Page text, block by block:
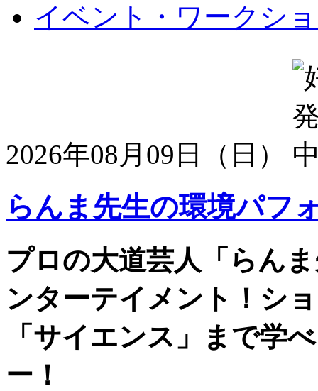
イベント・ワークシ
2026年08月09日（日）
らんま先生の環境パフ
プロの大道芸人「らん
ンターテイメント！シ
「サイエンス」まで学
ー！